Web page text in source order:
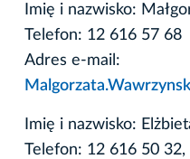
Imię i nazwisko:
Telefon: 12 616 57 68
Adres e-mail:
Imię i nazwisko:
Telefon: 12 616 50